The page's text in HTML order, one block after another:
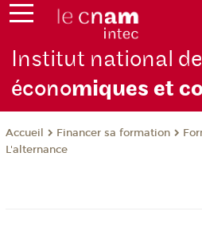
Institut national
économiques et
Accueil Financer sa formation
L'alternance